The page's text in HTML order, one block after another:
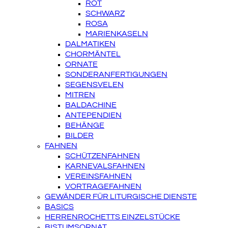
ROT
SCHWARZ
ROSA
MARIENKASELN
DALMATIKEN
CHORMÄNTEL
ORNATE
SONDERANFERTIGUNGEN
SEGENSVELEN
MITREN
BALDACHINE
ANTEPENDIEN
BEHÄNGE
BILDER
FAHNEN
SCHÜTZENFAHNEN
KARNEVALSFAHNEN
VEREINSFAHNEN
VORTRAGEFAHNEN
GEWÄNDER FÜR LITURGISCHE DIENSTE
BASICS
HERRENROCHETTS EINZELSTÜCKE